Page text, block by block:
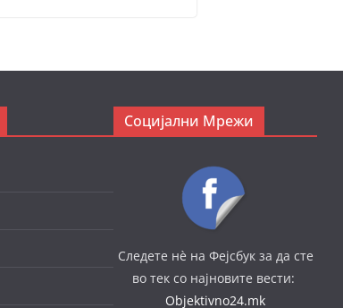
Социјални Мрежи
Следете нè на Фејсбук за да сте
во тек со најновите вести:
Objektivno24.mk